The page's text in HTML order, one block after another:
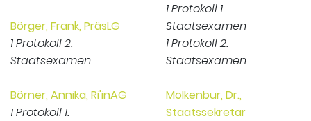
Börger, Frank, PräsLG
1 Protokoll 2.
Staatsexamen
Börner, Annika, Ri'inAG
1 Protokoll 1.
1 Protokoll 1.
Staatsexamen
1 Protokoll 2.
Staatsexamen
Molkenbur, Dr.,
Staatssekretär